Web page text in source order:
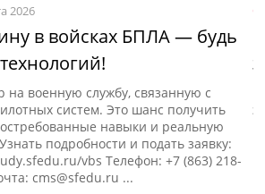
2026
в войсках БПЛА — будь
на военную службу, связанную с
систем. Это шанс получить
навыки и реальную
подробности и подать заявку:
vbs Телефон: +7 (863) 218-
cms@sfedu.ru ...